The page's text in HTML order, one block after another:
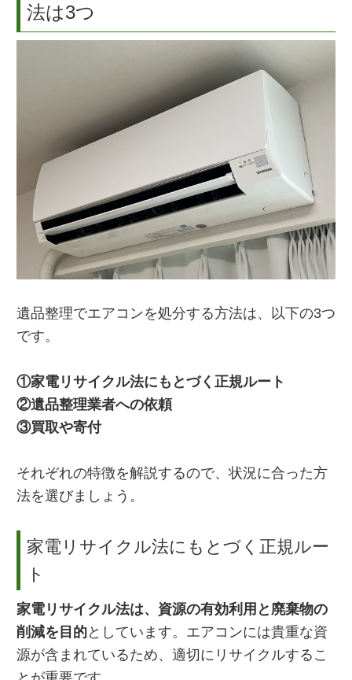
法は3つ
遺品整理でエアコンを処分する方法は、以下の3つ
です。
①家電リサイクル法にもとづく正規ルート
②遺品整理業者への依頼
③買取や寄付
それぞれの特徴を解説するので、状況に合った方
法を選びましょう。
家電リサイクル法にもとづく正規ルー
ト
家電リサイクル法は、資源の有効利用と廃棄物の
削減を目的としています。エアコンには貴重な資
源が含まれているため、適切にリサイクルするこ